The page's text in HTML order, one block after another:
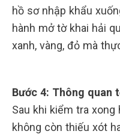
hồ sơ nhập khẩu
hành mở tờ khai hải
xanh, vàng, đỏ mà
Bước 4: Thông quan
Sau khi kiểm tra
không còn thiếu xót